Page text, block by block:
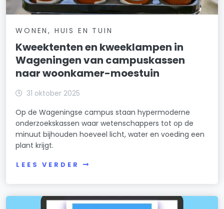
WONEN, HUIS EN TUIN
Kweektenten en kweeklampen in
Wageningen van campuskassen
naar woonkamer-moestuin
31 oktober 2025
Op de Wageningse campus staan hypermoderne
onderzoekskassen waar wetenschappers tot op de
minuut bijhouden hoeveel licht, water en voeding een
plant krijgt.
LEES VERDER